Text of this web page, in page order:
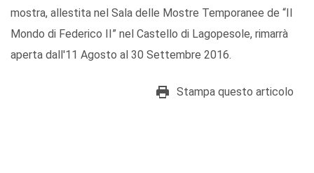
mostra, allestita nel Sala delle Mostre Temporanee de “Il
Mondo di Federico II” nel Castello di Lagopesole, rimarrà
aperta dall'11 Agosto al 30 Settembre 2016.
Stampa questo articolo